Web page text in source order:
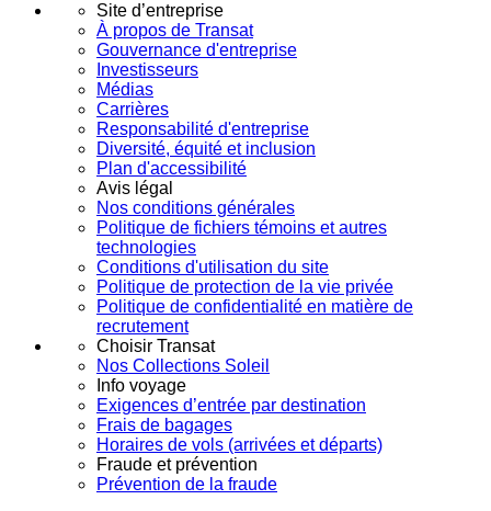
Site d’entreprise
À propos de Transat
Gouvernance d'entreprise
Investisseurs
Médias
Carrières
Responsabilité d'entreprise
Diversité, équité et inclusion
Plan d'accessibilité
Avis légal
Nos conditions générales
Politique de fichiers témoins et autres
technologies
Conditions d'utilisation du site
Politique de protection de la vie privée
Politique de confidentialité en matière de
recrutement
Choisir Transat
Nos Collections Soleil
Info voyage
Exigences d’entrée par destination
Frais de bagages
Horaires de vols (arrivées et départs)
Fraude et prévention
Prévention de la fraude